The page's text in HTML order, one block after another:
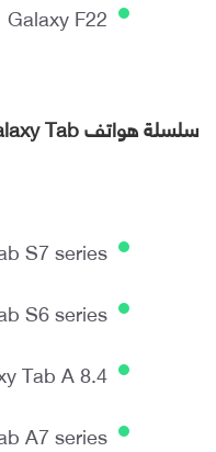
Galaxy F22
سلسلة هواتف Galaxy Tab
S7 series
S6 series
Tab A 8.4
A7 series